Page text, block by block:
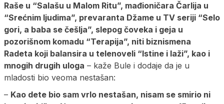
Raše u “Salašu u Malom Ritu”, mađioničara Čarlija u
“Srećnim ljudima”, prevaranta Džame u TV seriji “Selo
gori, a baba se češlja”, slepog čoveka i geja u
pozorišnom komadu “Terapija”, niti biznismena
Radeta koji balansira u telenoveli “Istine i laži”, kao i
mnogih drugih uloga – kaže Bule i dodaje da je u
mladosti bio veoma nestašan:
– Kao dete bio sam vrlo nestašan, nisam se smirio ni